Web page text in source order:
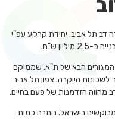
דב תל אביב. יחידת קרקע עפ"י
ש"ח.
הבא של ת"א, שממוקם
היוקרה. צפון תל אביב
מהווה הזדמנות של פעם בחיים.
בישראל. נותרה כמות